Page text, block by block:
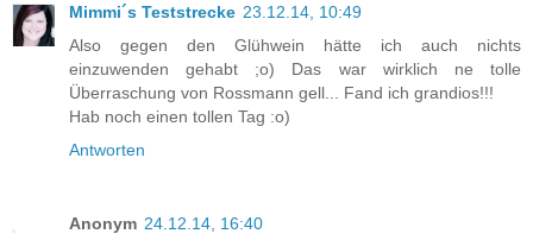
Mimmi´s Teststrecke 23.12.14, 10:49
Also gegen den Glühwein hätte ich auch nichts
einzuwenden gehabt ;o) Das war wirklich ne tolle
Überraschung von Rossmann gell... Fand ich grandios!!!
Hab noch einen tollen Tag :o)
Antworten
Anonym 24.12.14, 16:40